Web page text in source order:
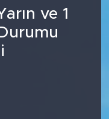
ve 1